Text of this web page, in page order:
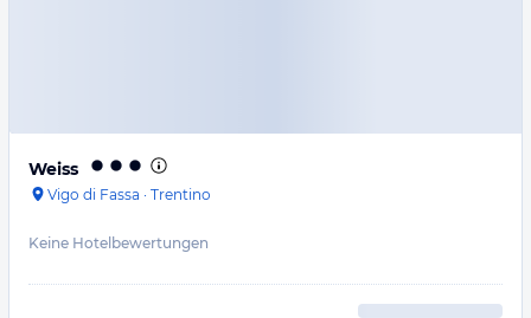
Weiss
Vigo di Fassa · Trentino
Keine Hotelbewertungen